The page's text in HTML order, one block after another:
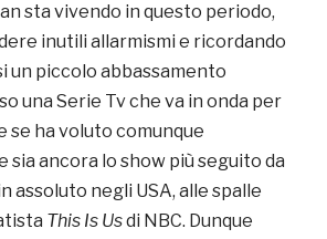
sta vivendo in questo periodo,
inutili allarmismi e ricordando
un piccolo abbassamento
una Serie Tv che va in onda per
se ha voluto comunque
ancora lo show più seguito da
assoluto negli USA, alle spalle
This Is Usdi NBC. Dunque